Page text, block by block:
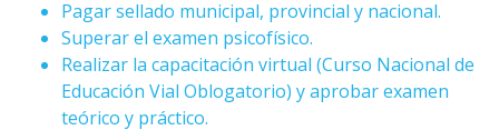
Pagar sellado municipal, provincial y nacional.
Superar el examen psicofísico.
Realizar la capacitación virtual (Curso Nacional de
Educación Vial Oblogatorio) y aprobar examen
teórico y práctico.